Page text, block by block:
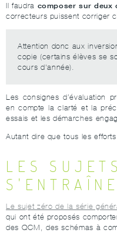
Il faudra composer sur deux
correcteurs puissent corriger
Attention donc aux
copie (certains élèves se
cours d'année).
Les consignes d’évaluation
en compte la clarté et la
essais et les démarches
Autant dire que tous les
LES
Le sujet zéro de la série
qui ont été proposés
des QCM, des schémas à